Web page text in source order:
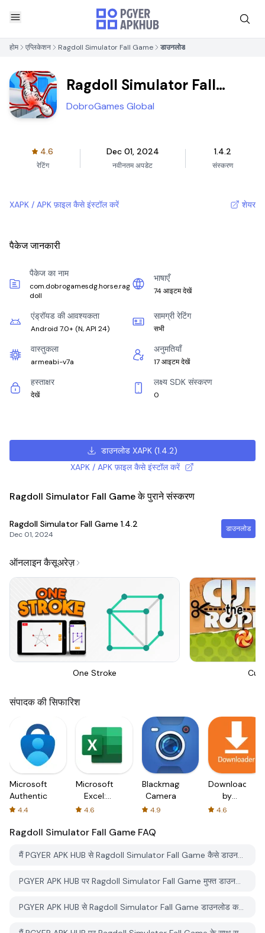
होम एप्लिकेशन Ragdoll Simulator Fall Game डाउनलोड
Ragdoll Simulator Fall
Game
DobroGames Global
4.6
रेटिंग
Dec 01, 2024
नवीनतम अपडेट
1.4.2
संस्करण
XAPK / APK फ़ाइल कैसे इंस्टॉल करें शेयर
पैकेज जानकारी
पैकेज का नाम
com.dobrogamesdg.horse.rag
doll
भाषाएँ
74 आइटम देखें
एंड्रॉयड की आवश्यकता
Android 7.0+ (N, API 24)
सामग्री रेटिंग
सभी
वास्तुकला
armeabi-v7a
अनुमतियाँ
17 आइटम देखें
हस्ताक्षर
देखें
लक्ष्य SDK संस्करण
0
डाउनलोड XAPK (1.4.2)
XAPK / APK फ़ाइल कैसे इंस्टॉल करें
Ragdoll Simulator Fall Game के पुराने संस्करण
Ragdoll Simulator Fall Game 1.4.2
Dec 01, 2024
डाउनलोड
ऑनलाइन कैसूअरेज़
One Stroke Cut
संपादक की सिफारिश
Microsoft
Authenticator
4.4
Microsoft
Excel:
Spreadsheets
4.6
Blackmagic
Camera
4.9
Downloader
by
AFTVnews
4.6
Ragdoll Simulator Fall Game FAQ
मैं PGYER APK HUB से Ragdoll Simulator Fall Game कैसे डाउनलोड करूं?
PGYER APK HUB पर Ragdoll Simulator Fall Game मुफ्त डाउनलोड करने के लिए है?
PGYER APK HUB से Ragdoll Simulator Fall Game डाउनलोड करने के लिए मुझे एक खाता चाहिए?